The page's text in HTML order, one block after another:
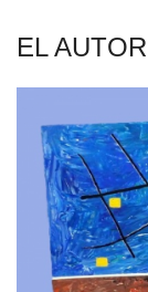
EL AUTOR